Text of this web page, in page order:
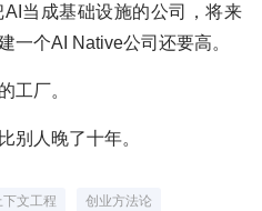
当成基础设施的公司，将来
一个AI Native公司还要高。
工厂。
别人晚了十年。
下文工程 创业方法论